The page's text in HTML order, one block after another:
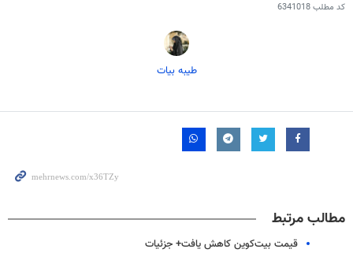
کد مطلب6341018
طیبه بیات
مطالب مرتبط
قیمت بیت‌کوین کاهش یافت+ جزئیات